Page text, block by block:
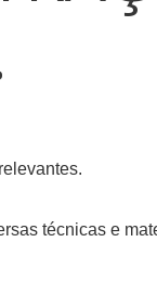
técnicas e